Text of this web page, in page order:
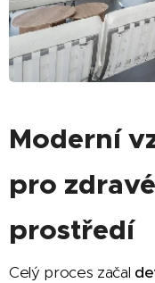
Moderní
pro
prostředí
Celý proces začal